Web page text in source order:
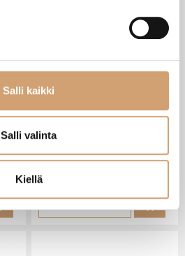
Salli kaikki
Salli valinta
Kiellä
Heti saatavilla verkkokaupasta
55,00 €